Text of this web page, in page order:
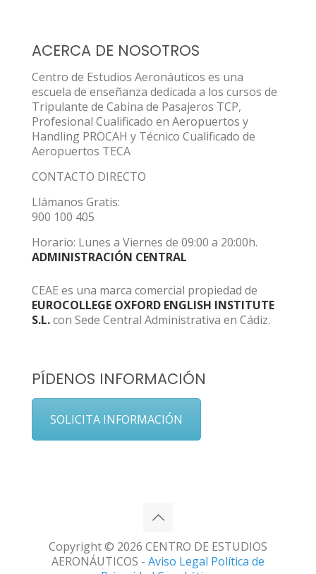
ACERCA DE NOSOTROS
Centro de Estudios Aeronáuticos es una
escuela de enseñanza dedicada a los cursos de
Tripulante de Cabina de Pasajeros TCP,
Profesional Cualificado en Aeropuertos y
Handling PROCAH y Técnico Cualificado de
Aeropuertos TECA
CONTACTO DIRECTO
Llámanos Gratis:
900 100 405
Horario: Lunes a Viernes de 09:00 a 20:00h.
ADMINISTRACIÓN CENTRAL
CEAE es una marca comercial propiedad de
EUROCOLLEGE OXFORD ENGLISH INSTITUTE
S.L.con Sede Central Administrativa en Cádiz.
PÍDENOS INFORMACIÓN
SOLICITA INFORMACIÓN
Copyright © 2026 CENTRO DE ESTUDIOS
AERONÁUTICOS - Aviso Legal Política de